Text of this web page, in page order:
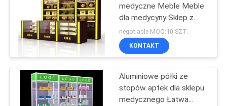
NAS
WYCIECZKA
medyczne Meble Meble
dla medycyny Sklep z
drewna
negotiable MOQ:10 SZT.
KONTAKT
Aluminiowe półki ze
stopów aptek dla sklepu
medycznego Łatwa